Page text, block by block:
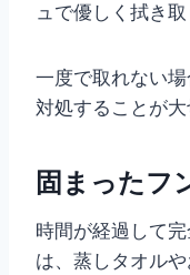
ュで優しく拭き取
一度で取れない
対処することが大
固まったフ
時間が経過して
は、蒸しタオルや